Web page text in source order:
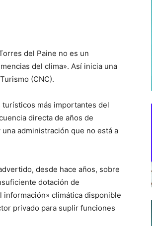
del Paine no es un
del clima». Así inicia una
(CNC).
más importantes del
directa de años de
administración que no está a
desde hace años, sobre
dotación de
información» climática disponible
privado para suplir funciones